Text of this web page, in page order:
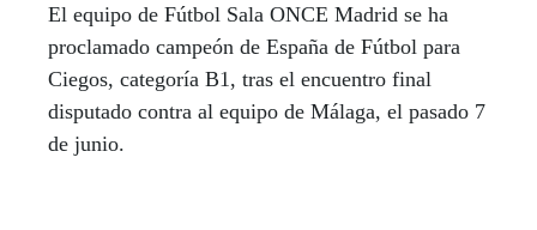
El equipo de Fútbol Sala ONCE Madrid se ha
proclamado campeón de España de Fútbol para
Ciegos, categoría B1, tras el encuentro final
disputado contra al equipo de Málaga, el pasado 7
de junio.